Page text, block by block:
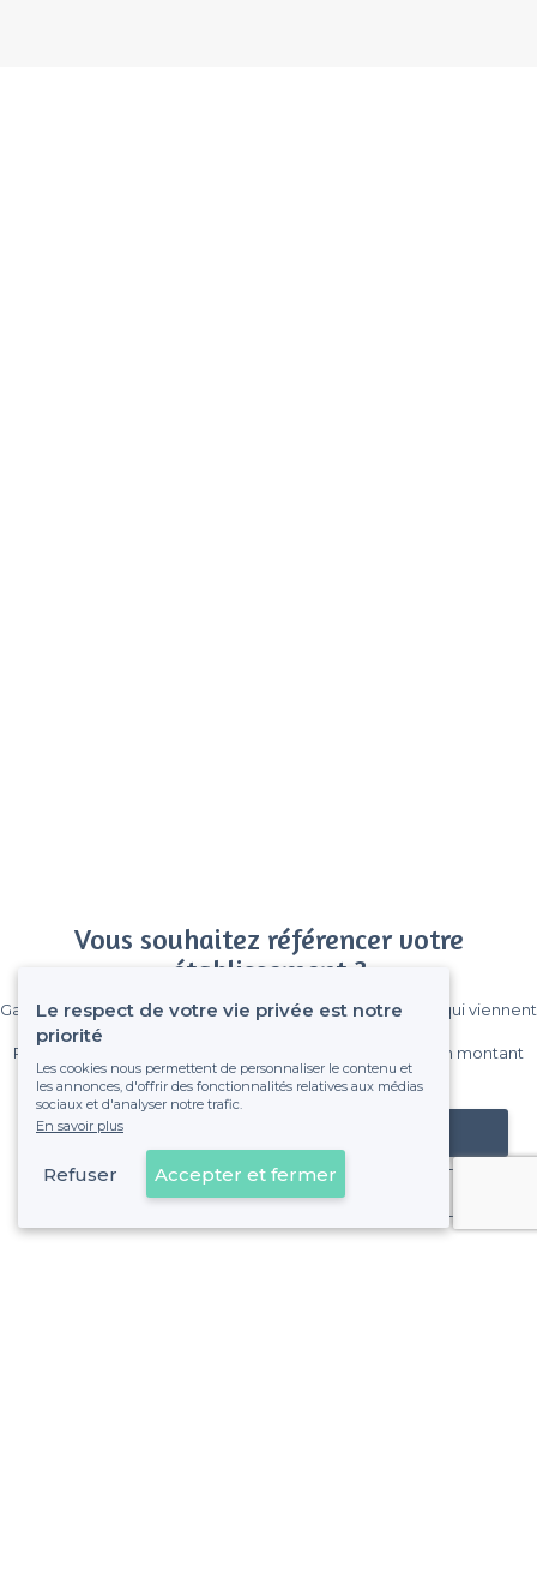
Vous souhaitez référencer votre
établissement ?
Gagnez de nombreux clients parmi le million de visiteurs qui viennent
Pas de commissions et sans engagement, vous payez un montant
fixe sans risque de voir déraper la facture.
Référencer mon établissement
Déjà client
Le respect de votre vie privée est notre
priorité
Les cookies nous permettent de personnaliser le contenu et
les annonces, d'offrir des fonctionnalités relatives aux médias
sociaux et d'analyser notre trafic.
En savoir plus
Refuser Accepter et fermer